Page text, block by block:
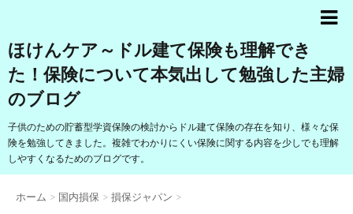
ほけんケア～ドル建て保険も理解でき
た！保険について本気出して勉強した主婦
のブログ
子供のための貯蓄型学資保険の検討からドル建て保険の存在を知り、様々な保
険を勉強してきました。複雑でわかりにくい保険に関する内容を少しでも理解
しやすくなるためのブログです。
ホーム > 国内損保 > 損保ジャパン >